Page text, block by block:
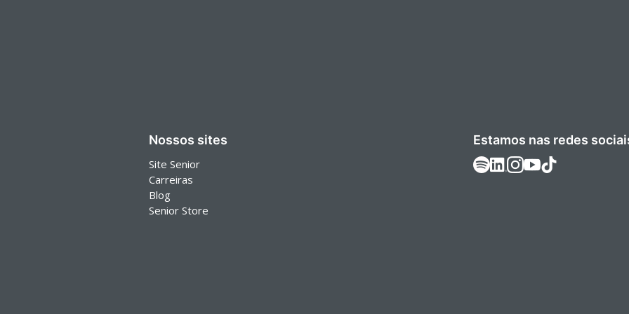
Nossos sites
Site Senior
Carreiras
Blog
Senior Store
Estamos nas redes